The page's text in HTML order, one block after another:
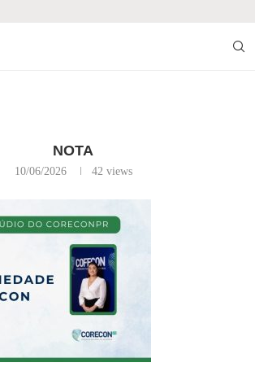
NOTA
10/06/2026 42views